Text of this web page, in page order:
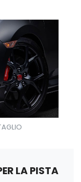
LA PISTA